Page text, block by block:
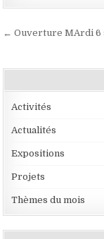
← Ouverture MArdi 6
Activités
Actualités
Expositions
Projets
Thèmes du mois